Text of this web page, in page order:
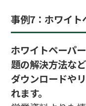
事例7：ホワイト
ホワイトペーパ
題の解決方法な
ダウンロードや
れます。